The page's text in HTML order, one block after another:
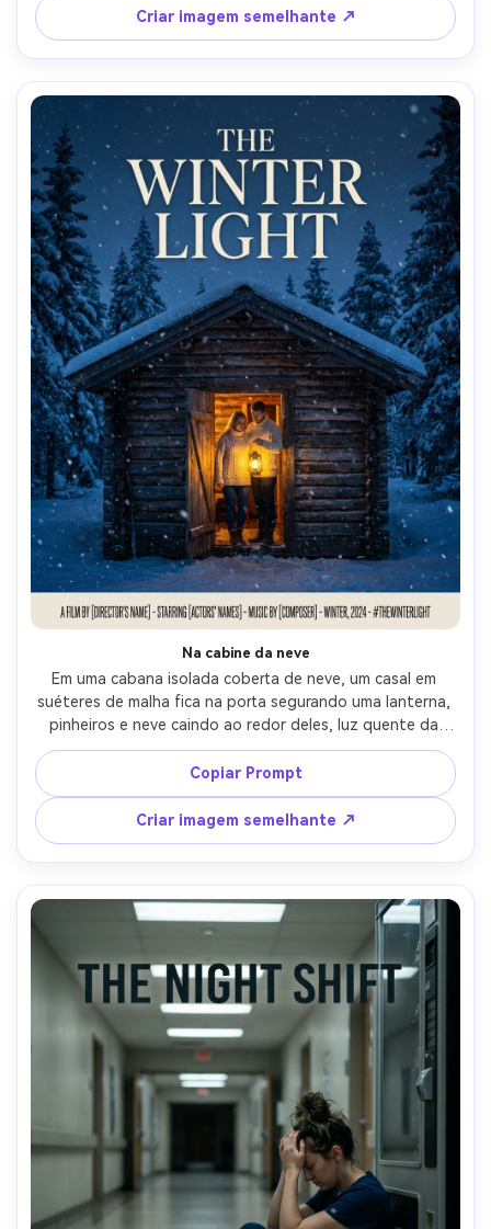
enquadramento dinâmico de três quartos, humor elétrico,
destaques realistas, foco nítido, alta resolução, sem
marca d'água-AR 4:5
Criar imagem semelhante ↗
Na cabine da neve
Em uma cabana isolada coberta de neve, um casal em
suéteres de malha fica na porta segurando uma lanterna,
pinheiros e neve caindo ao redor deles, luz quente da
chave da lanterna contra o azul ambiente frio, layout de
pôster de drama de férias com espaço de título serif
moderno e tira de créditos, Nikon Z7II, 50mm f/1.8,
molduras centradas, clima de suspense aconchegante,
detalhe realista da neve, alta resolução, pronto para
impressão-AR 4:5
Copiar Prompt
Criar imagem semelhante ↗